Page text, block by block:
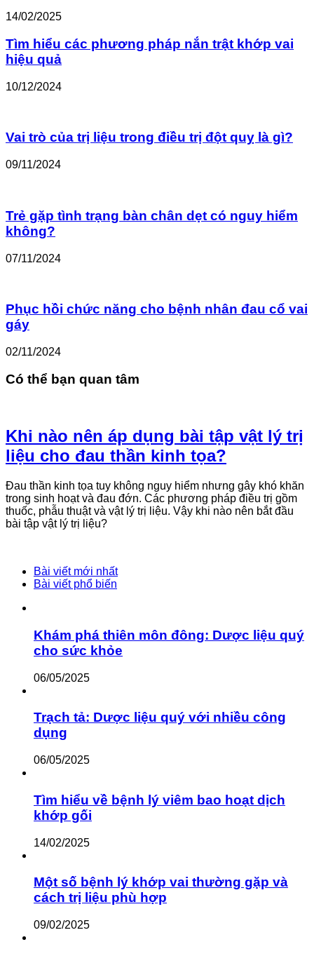
14/02/2025
Tìm hiểu các phương pháp nắn trật khớp vai
hiệu quả
10/12/2024
Vai trò của trị liệu trong điều trị đột quỵ là gì?
09/11/2024
Trẻ gặp tình trạng bàn chân dẹt có nguy hiểm
không?
07/11/2024
Phục hồi chức năng cho bệnh nhân đau cổ vai
gáy
02/11/2024
Có thể bạn quan tâm
Khi nào nên áp dụng bài tập vật lý trị
liệu cho đau thần kinh tọa?
Đau thần kinh tọa tuy không nguy hiểm nhưng gây khó khăn
trong sinh hoạt và đau đớn. Các phương pháp điều trị gồm
thuốc, phẫu thuật và vật lý trị liệu. Vậy khi nào nên bắt đầu
bài tập vật lý trị liệu?
Bài viết mới nhất
Bài viết phổ biến
Khám phá thiên môn đông: Dược liệu quý
cho sức khỏe
06/05/2025
Trạch tả: Dược liệu quý với nhiều công
dụng
06/05/2025
Tìm hiểu về bệnh lý viêm bao hoạt dịch
khớp gối
14/02/2025
Một số bệnh lý khớp vai thường gặp và
cách trị liệu phù hợp
09/02/2025